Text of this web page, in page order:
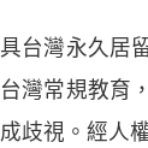
具台灣永久居
台灣常規教育
成歧視。經人